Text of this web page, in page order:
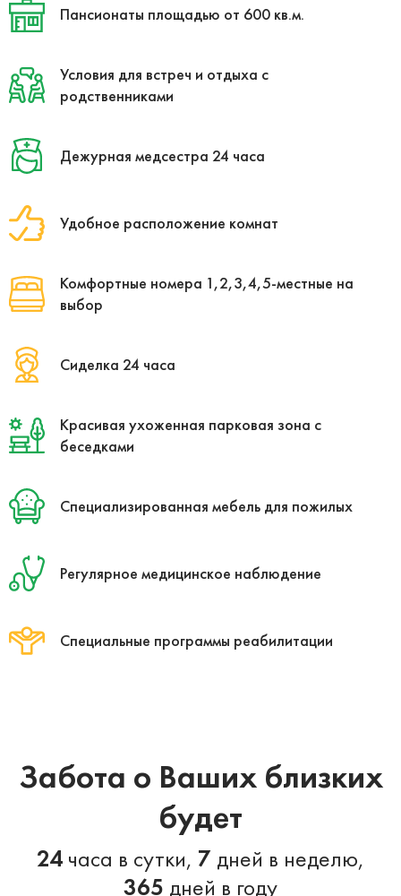
Пансионаты площадью от 600 кв.м.
Условия для встреч и отдыха с
родственниками
Дежурная медсестра 24 часа
Удобное расположение комнат
Комфортные номера 1,2,3,4,5-местные на
выбор
Сиделка 24 часа
Красивая ухоженная парковая зона с
беседками
Специализированная мебель для пожилых
Регулярное медицинское наблюдение
Специальные программы реабилитации
Забота о Ваших близких
будет
24 часа в сутки, 7 дней в неделю,
365 дней в году